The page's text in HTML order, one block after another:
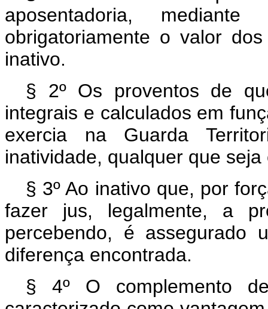
aposentadoria,
obrigatoriamente o valor
inativo.
§ 2º Os proventos de
integrais e calculados em
exercia na Guarda
inatividade, qualquer que
§ 3º Ao inativo que, por
fazer jus, legalmente, a
percebendo, é assegurado
diferença encontrada.
§ 4º O complemento